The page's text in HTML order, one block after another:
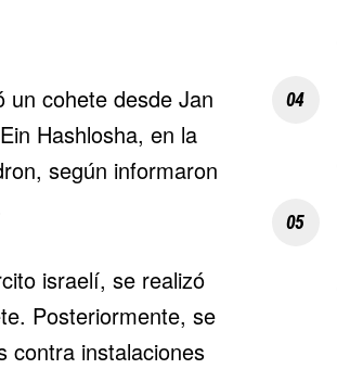
un cohete desde Jan
Hashlosha, en la
según informaron
israelí, se realizó
Posteriormente, se
contra instalaciones